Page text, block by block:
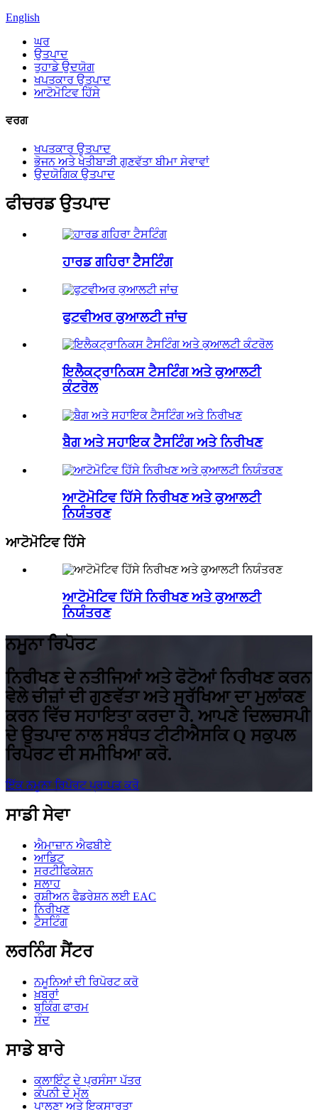
English
ਘਰ
ਉਤਪਾਦ
ਤੁਹਾਡੇ ਉਦਯੋਗ
ਖਪਤਕਾਰ ਉਤਪਾਦ
ਆਟੋਮੋਟਿਵ ਹਿੱਸੇ
ਵਰਗ
ਖਪਤਕਾਰ ਉਤਪਾਦ
ਭੋਜਨ ਅਤੇ ਖੇਤੀਬਾੜੀ ਗੁਣਵੱਤਾ ਬੀਮਾ ਸੇਵਾਵਾਂ
ਉਦਯੋਗਿਕ ਉਤਪਾਦ
ਫੀਚਰਡ ਉਤਪਾਦ
ਹਾਰਡ ਗਹਿਰਾ ਟੈਸਟਿੰਗ
ਫੁਟਵੀਅਰ ਕੁਆਲਟੀ ਜਾਂਚ
ਇਲੈਕਟ੍ਰਾਨਿਕਸ ਟੈਸਟਿੰਗ ਅਤੇ ਕੁਆਲਟੀ
ਕੰਟਰੋਲ
ਬੈਗ ਅਤੇ ਸਹਾਇਕ ਟੈਸਟਿੰਗ ਅਤੇ ਨਿਰੀਖਣ
ਆਟੋਮੋਟਿਵ ਹਿੱਸੇ ਨਿਰੀਖਣ ਅਤੇ ਕੁਆਲਟੀ
ਨਿਯੰਤਰਣ
ਆਟੋਮੋਟਿਵ ਹਿੱਸੇ
ਆਟੋਮੋਟਿਵ ਹਿੱਸੇ ਨਿਰੀਖਣ ਅਤੇ ਕੁਆਲਟੀ
ਨਿਯੰਤਰਣ
ਨਮੂਨਾ ਰਿਪੋਰਟ
ਨਿਰੀਖਣ ਦੇ ਨਤੀਜਿਆਂ ਅਤੇ ਫੋਟੋਆਂ ਨਿਰੀਖਣ ਕਰਨ
ਵੇਲੇ ਚੀਜ਼ਾਂ ਦੀ ਗੁਣਵੱਤਾ ਅਤੇ ਸੁਰੱਖਿਆ ਦਾ ਮੁਲਾਂਕਣ
ਕਰਨ ਵਿੱਚ ਸਹਾਇਤਾ ਕਰਦਾ ਹੈ. ਆਪਣੇ ਦਿਲਚਸਪੀ
ਦੇ ਉਤਪਾਦ ਨਾਲ ਸਬੰਧਤ ਟੀਟੀਐਸਕਿ Q ਸਕੁਪਲ
ਰਿਪੋਰਟ ਦੀ ਸਮੀਖਿਆ ਕਰੋ.
ਇੱਕ ਨਮੂਨਾ ਰਿਪੋਰਟ ਪ੍ਰਾਪਤ ਕਰੋ
ਸਾਡੀ ਸੇਵਾ
ਐਮਾਜ਼ਾਨ ਐਫਬੀਏ
ਆਡਿਟ
ਸਰਟੀਫਿਕੇਸ਼ਨ
ਸਲਾਹ
ਰਸ਼ੀਅਨ ਫੈਡਰੇਸ਼ਨ ਲਈ EAC
ਨਿਰੀਖਣ
ਟੈਸਟਿੰਗ
ਲਰਨਿੰਗ ਸੈਂਟਰ
ਨਮੂਨਿਆਂ ਦੀ ਰਿਪੋਰਟ ਕਰੋ
ਖ਼ਬਰਾਂ
ਬੁਕਿੰਗ ਫਾਰਮ
ਸੰਦ
ਸਾਡੇ ਬਾਰੇ
ਕਲਾਇੰਟ ਦੇ ਪ੍ਰਸੰਸਾ ਪੱਤਰ
ਕੰਪਨੀ ਦੇ ਮੁੱਲ
ਪਾਲਣਾ ਅਤੇ ਇਕਸਾਰਤਾ